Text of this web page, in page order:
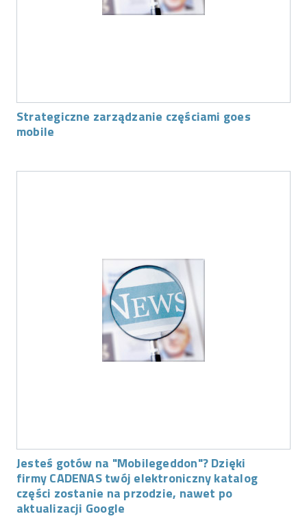
Strategiczne zarządzanie częściami goes
mobile
Jesteś gotów na "Mobilegeddon"? Dzięki
firmy CADENAS twój elektroniczny katalog
części zostanie na przodzie, nawet po
aktualizacji Google